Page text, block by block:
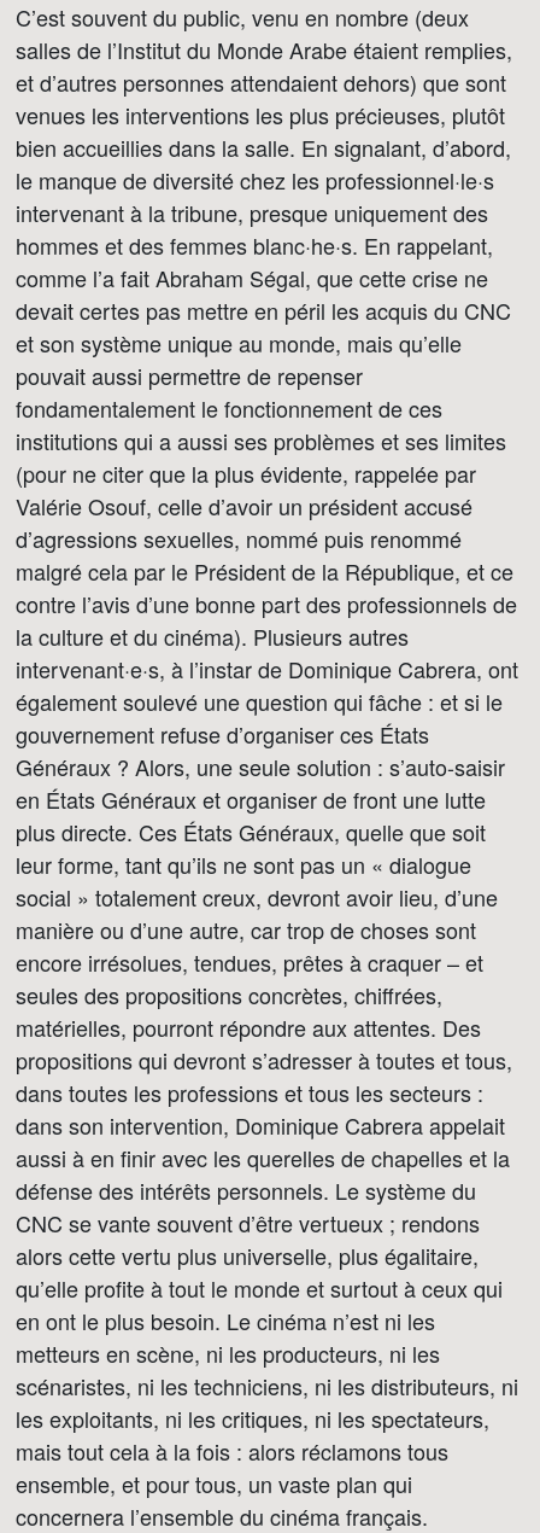
C’est souvent du public, venu en nombre (deux
salles de l’Institut du Monde Arabe étaient remplies,
et d’autres personnes attendaient dehors) que sont
venues les interventions les plus précieuses, plutôt
bien accueillies dans la salle. En signalant, d’abord,
le manque de diversité chez les professionnel·le·s
intervenant à la tribune, presque uniquement des
hommes et des femmes blanc·he·s. En rappelant,
comme l’a fait Abraham Ségal, que cette crise ne
devait certes pas mettre en péril les acquis du CNC
et son système unique au monde, mais qu’elle
pouvait aussi permettre de repenser
fondamentalement le fonctionnement de ces
institutions qui a aussi ses problèmes et ses limites
(pour ne citer que la plus évidente, rappelée par
Valérie Osouf, celle d’avoir un président accusé
d’agressions sexuelles, nommé puis renommé
malgré cela par le Président de la République, et ce
contre l’avis d’une bonne part des professionnels de
la culture et du cinéma). Plusieurs autres
intervenant·e·s, à l’instar de Dominique Cabrera, ont
également soulevé une question qui fâche : et si le
gouvernement refuse d’organiser ces États
Généraux ? Alors, une seule solution : s’auto-saisir
en États Généraux et organiser de front une lutte
plus directe. Ces États Généraux, quelle que soit
leur forme, tant qu’ils ne sont pas un « dialogue
social » totalement creux, devront avoir lieu, d’une
manière ou d’une autre, car trop de choses sont
encore irrésolues, tendues, prêtes à craquer – et
seules des propositions concrètes, chiffrées,
matérielles, pourront répondre aux attentes. Des
propositions qui devront s’adresser à toutes et tous,
dans toutes les professions et tous les secteurs :
dans son intervention, Dominique Cabrera appelait
aussi à en finir avec les querelles de chapelles et la
défense des intérêts personnels. Le système du
CNC se vante souvent d’être vertueux ; rendons
alors cette vertu plus universelle, plus égalitaire,
qu’elle profite à tout le monde et surtout à ceux qui
en ont le plus besoin. Le cinéma n’est ni les
metteurs en scène, ni les producteurs, ni les
scénaristes, ni les techniciens, ni les distributeurs, ni
les exploitants, ni les critiques, ni les spectateurs,
mais tout cela à la fois : alors réclamons tous
ensemble, et pour tous, un vaste plan qui
concernera l’ensemble du cinéma français.